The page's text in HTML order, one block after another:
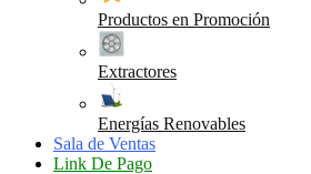
Productos en Promoción
Extractores
Energías Renovables
Sala de Ventas
Link De Pago